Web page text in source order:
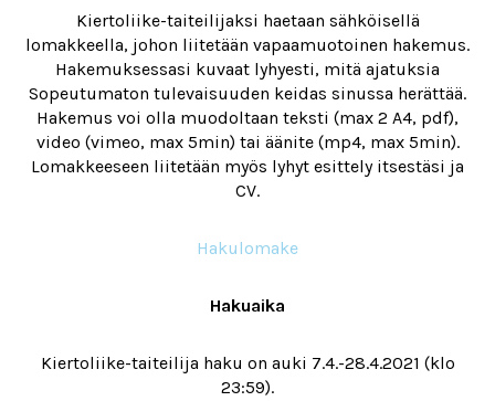
Kiertoliike-taiteilijaksi haetaan sähköisellä
lomakkeella, johon liitetään vapaamuotoinen hakemus.
Hakemuksessasi kuvaat lyhyesti, mitä ajatuksia
Sopeutumaton tulevaisuuden keidas sinussa herättää.
Hakemus voi olla muodoltaan teksti (max 2 A4, pdf),
video (vimeo, max 5min) tai äänite (mp4, max 5min).
Lomakkeeseen liitetään myös lyhyt esittely itsestäsi ja
CV.
Hakulomake
Hakuaika
Kiertoliike-taiteilija haku on auki 7.4.-28.4.2021 (klo
23:59).